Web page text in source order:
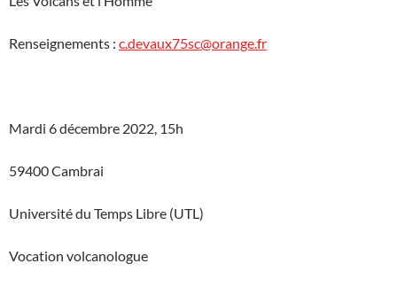
Renseignements : c.devaux75sc@orange.fr
Mardi 6 décembre 2022, 15h
59400 Cambrai
Université du Temps Libre (UTL)
Vocation volcanologue